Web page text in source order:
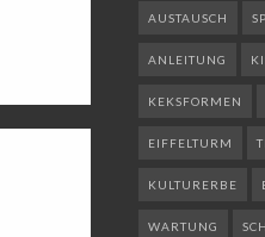
AUSTAUSCH
ANLEITUNG
KEKSFORMEN
EIFFELTURM
KULTURERBE
WARTUNG